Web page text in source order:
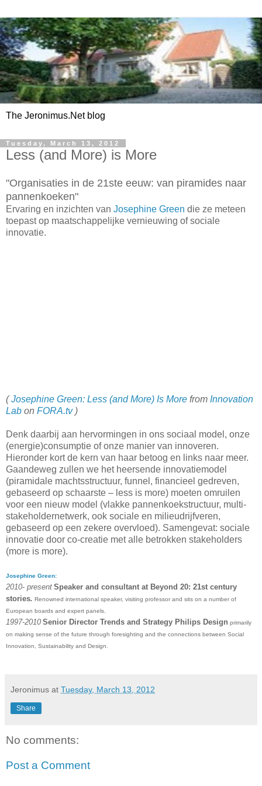
The Jeronimus.Net blog
Tuesday, March 13, 2012
Less (and More) is More
"Organisaties in de 21ste eeuw: van piramides naar
pannenkoeken"
Ervaring en inzichten van Josephine Green die ze meteen
toepast op maatschappelijke vernieuwing of sociale
innovatie.
(Josephine Green: Less (and More) Is More from Innovation
Lab on FORA.tv)
Denk daarbij aan hervormingen in ons sociaal model, onze
(energie)consumptie of onze manier van innoveren.
Hieronder kort de kern van haar betoog en links naar meer.
Gaandeweg zullen we het heersende innovatiemodel
(piramidale machtsstructuur, funnel, financieel gedreven,
gebaseerd op schaarste – less is more) moeten omruilen
voor een nieuw model (vlakke pannenkoekstructuur, multi-
stakeholdernetwerk, ook sociale en milieudrijfveren,
gebaseerd op een zekere overvloed). Samengevat: sociale
innovatie door co-creatie met alle betrokken stakeholders
(more is more).
Josephine Green:
2010- present Speaker and consultant at Beyond 20: 21st century
stories. Renowned international speaker, visiting professor and sits on a number of
European boards and expert panels.
1997-2010 Senior Director Trends and Strategy Philips Design primarily
on making sense of the future through foresighting and the connections between Social
Innovation, Sustainability and Design.
Jeronimus at Tuesday, March 13, 2012
Share
No comments:
Post a Comment